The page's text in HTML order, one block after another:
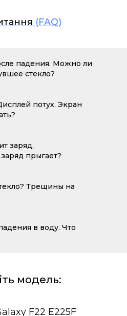
(FAQ)
падения. Можно ли
стекло?
потух. Экран
заряд,
прыгает?
Трещины на
в воду. Что
модель:
F22 E225F